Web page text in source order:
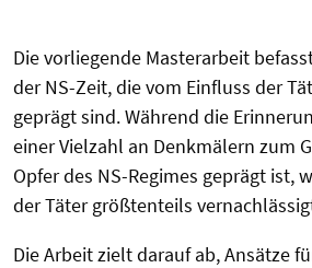
Die vorliegende Masterarbeit
der NS-Zeit, die vom Einfluss der
geprägt sind. Während die
einer Vielzahl an Denkmälern zum
Opfer des NS-Regimes geprägt ist,
der Täter größtenteils
Die Arbeit zielt darauf ab, Ansätze